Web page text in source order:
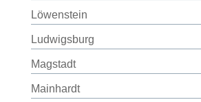
Löwenstein
Ludwigsburg
Magstadt
Mainhardt